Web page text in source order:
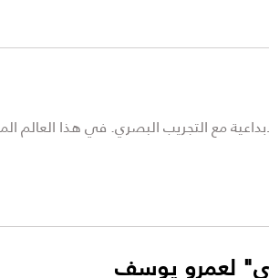
مع التجريب البصري. في هذا العالم
لعمرو يوسف